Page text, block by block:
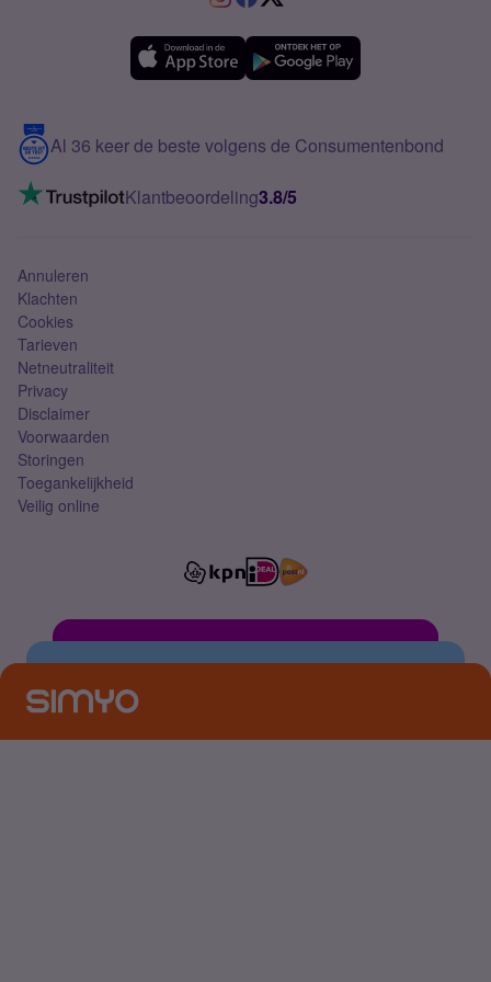
Meerdere nummers
5G internet
Mobiel internet
Mobiel abonnement
Contact
VoLTE 4G bellen
Al 36 keer de beste volgens de Consumentenbond
Klantbeoordeling3.8/5
Annuleren
Klachten
Cookies
Tarieven
Netneutraliteit
Privacy
Disclaimer
Voorwaarden
Storingen
Toegankelijkheid
Veilig online